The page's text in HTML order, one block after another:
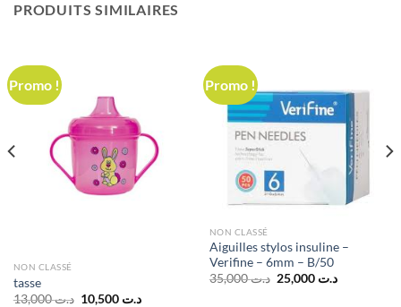
PRODUITS SIMILAIRES
Promo !
NON CLASSÉ
tasse
د.ت13,000
Le
د.ت 10,500
Le
Promo !
NON CLASSÉ
Aiguilles stylos insuline –
Verifine – 6mm – B/50
د.ت35,000
Le
prix
د.ت 25,000
Le
د.ت 10,000.